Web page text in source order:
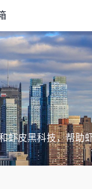
虾皮黑科技，帮助